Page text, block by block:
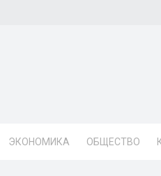
ЭКОНОМИКА ОБЩЕСТВО